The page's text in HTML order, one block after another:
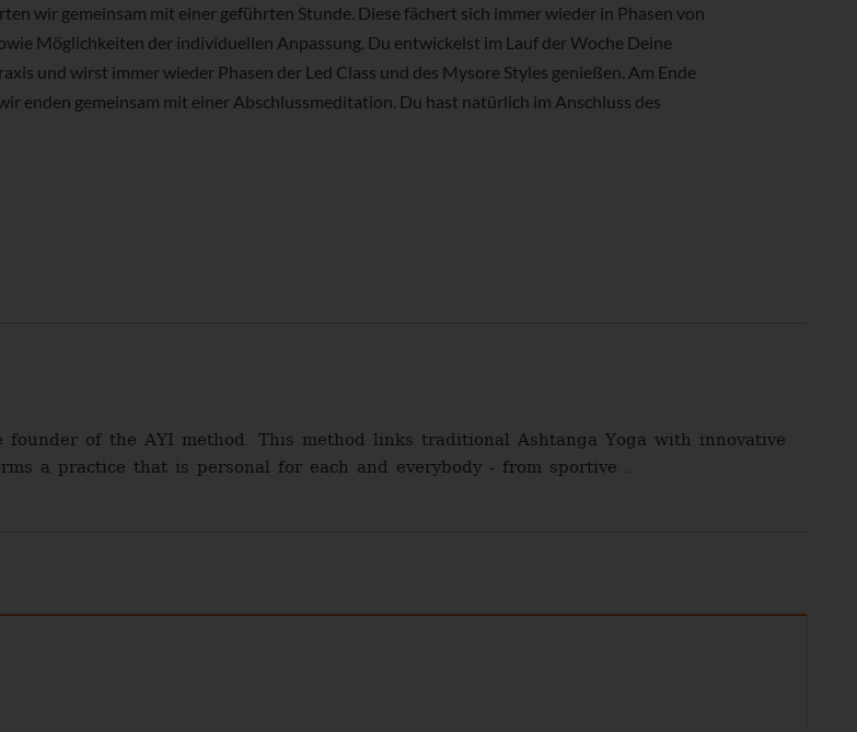
wir gemeinsam mit einer geführten Stunde. Diese fächert sich immer wieder in Phasen von
Möglichkeiten der individuellen Anpassung. Du entwickelst im Lauf der Woche Deine
und wirst immer wieder Phasen der Led Class und des Mysore Styles genießen. Am Ende
enden gemeinsam mit einer Abschlussmeditation. Du hast natürlich im Anschluss des
of the AYI method. This method links traditional Ashtanga Yoga with innovative
a practice that is personal for each and everybody - from sportive...